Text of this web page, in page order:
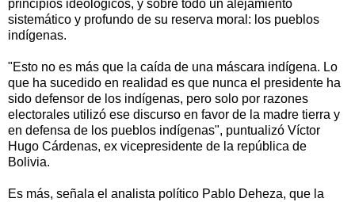
principios ideológicos, y sobre todo un alejamiento
sistemático y profundo de su reserva moral: los pueblos
indígenas.
"Esto no es más que la caída de una máscara indígena. Lo
que ha sucedido en realidad es que nunca el presidente ha
sido defensor de los indígenas, pero solo por razones
electorales utilizó ese discurso en favor de la madre tierra y
en defensa de los pueblos indígenas", puntualizó Víctor
Hugo Cárdenas, ex vicepresidente de la república de
Bolivia.
Es más, señala el analista político Pablo Deheza, que la